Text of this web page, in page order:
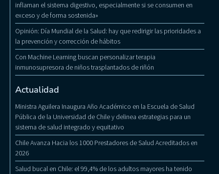
inflaman el sistema digestivo, especialmente si se consumen en
exceso y de forma sostenida»
Opinión: Día Mundial de la Salud: hay que redirigir las prioridades a
la prevención y corrección de hábitos
Con Machine Learning buscan personalizar terapia
inmunosupresora de niños trasplantados de riñón
Actualidad
Ministra Aguilera Inaugura Año Académico en la Escuela de Salud
Pública de la Universidad de Chile y delinea estrategias para un
sistema de salud integrado y equitativo
Chile Avanza Hacia los 1000 Prestadores de Salud Acreditados en
2026
Salud bucal en Chile: el 99,4% de los adultos mayores ha tenido